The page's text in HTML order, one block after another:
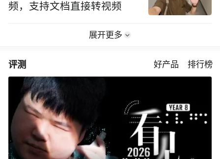
频，支持文档直接转视频
展开更多
评测 好产品 排行榜